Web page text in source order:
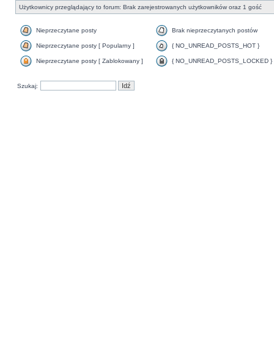
Użytkownicy przeglądający to forum: Brak zarejestrowanych użytkowników oraz 1 gość
Nieprzeczytane posty Brak nieprzeczytanych postów
Nieprzeczytane posty [ Popularny ] { NO_UNREAD_POSTS_HOT }
Nieprzeczytane posty [ Zablokowany ] { NO_UNREAD_POSTS_LOCKED }
Szukaj: